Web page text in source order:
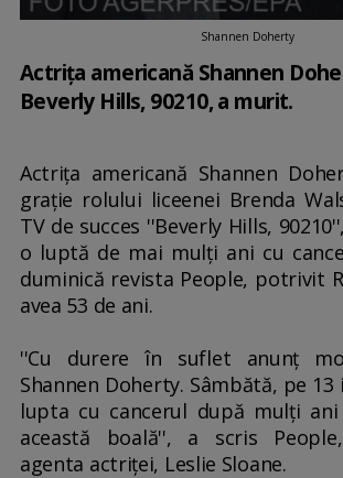
Shannen Doherty
Actriţa americană Shannen
Beverly Hills, 90210, a murit.
Actriţa americană Shannen
graţie rolului liceenei Brenda
TV de succes ''Beverly Hills,
o luptă de mai mulţi ani cu
duminică revista People, potrivit
avea 53 de ani.
''Cu durere în suflet anunţ
Shannen Doherty. Sâmbătă, pe
lupta cu cancerul după mulţi
această boală'', a scris
agenta actriţei, Leslie Sloane.